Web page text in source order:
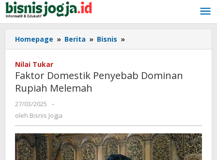
Lewati
ke
konten
Homepage » Berita » Bisnis »
Domestik
Dominan
Rupiah
Nilai Tukar
Faktor Domestik Penyebab Dominan
Rupiah Melemah
27/03/2025
oleh
Bisnis
Jogja
-
oleh Bisnis Jogja